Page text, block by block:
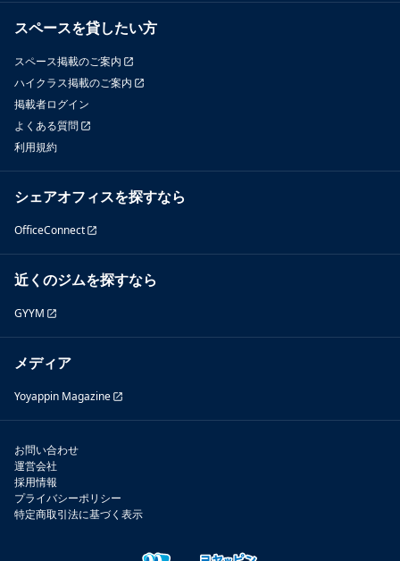
スペースを貸したい方
スペース掲載のご案内
ハイクラス掲載のご案内
掲載者ログイン
よくある質問
利用規約
シェアオフィスを探すなら
OfficeConnect
近くのジムを探すなら
GYYM
メディア
Yoyappin Magazine
お問い合わせ
運営会社
採用情報
プライバシーポリシー
特定商取引法に基づく表示